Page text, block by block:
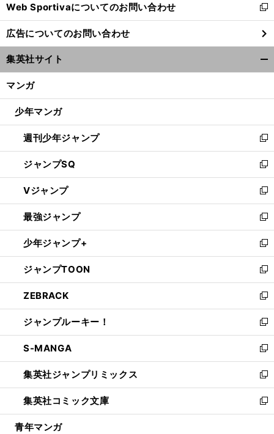
】
・
く
Web Sportivaについてのお問い合わせ
新
し
い
ウ
ィ
ン
ウ
開
く
広告についてのお問い合わせ
集英社サイト
マンガ
少年マンガ
週刊少年ジャンプ
新
し
い
ウ
ィ
ン
ド
ウ
で
開
く
ジャンプSQ
新
し
い
ウ
ィ
ン
ド
ウ
で
開
く
Vジャンプ
新
し
い
ウ
ィ
ン
ド
ウ
で
開
く
最強ジャンプ
新
し
い
ウ
ィ
ン
ド
ウ
で
開
く
少年ジャンプ+
新
し
い
ウ
ィ
ン
ド
ウ
で
開
く
ジャンプTOON
新
し
い
ウ
ィ
ン
ド
ウ
で
開
く
ZEBRACK
新
し
い
ウ
ィ
ン
ド
ウ
で
開
ジャンプルーキー！
新
し
い
ウ
ィ
ン
ド
ウ
S-MANGA
新
し
い
ウ
ィ
ン
集英社ジャンプリミックス
新
し
い
ウ
集英社コミック文庫
新
し
青年マンガ